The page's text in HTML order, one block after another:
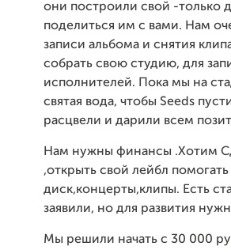
они построили свой -только
поделиться им с вами. Нам
записи альбома и снятия
собрать свою студию, для
исполнителей. Пока мы на
святая вода, чтобы Seeds
расцвели и дарили всем
Нам нужны финансы .Хотим
,открыть свой лейбл
диск,концерты,клипы. Есть
заявили, но для развития
Мы решили начать с 30 000